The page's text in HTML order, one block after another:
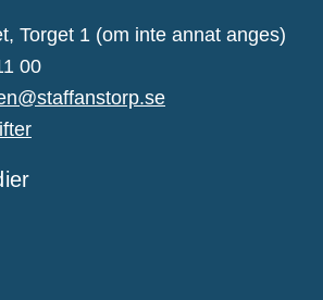
Torget 1 (om inte annat anges)
00